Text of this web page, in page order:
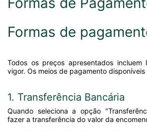
Formas de
Todos os preços apresentados
vigor. Os meios de pagamento disponíveis
1. Transferência Bancária
Quando seleciona a opção
fazer a transferência do valor da